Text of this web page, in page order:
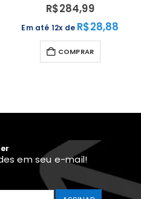
R$284,99
Em até 12x de R$28,88
COMPRAR
em seu e-mail!